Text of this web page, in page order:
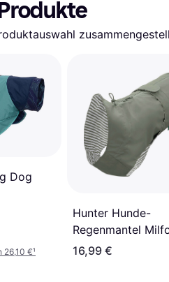
Dog
26,10 €¹
Hunter Hunde-
Regenmantel
35
16,99 €